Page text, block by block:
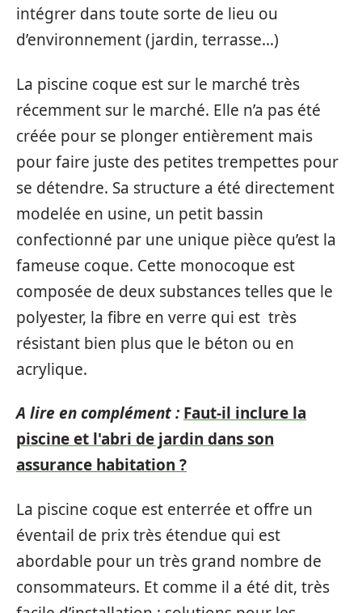
intégrer dans toute sorte de lieu ou
d’environnement (jardin, terrasse…)
La piscine coque est sur le marché très
récemment sur le marché. Elle n’a pas été
créée pour se plonger entièrement mais
pour faire juste des petites trempettes pour
se détendre. Sa structure a été directement
modelée en usine, un petit bassin
confectionné par une unique pièce qu’est la
fameuse coque. Cette monocoque est
composée de deux substances telles que le
polyester, la fibre en verre qui est très
résistant bien plus que le béton ou en
acrylique.
A lire en complément : Faut-il inclure la
piscine et l'abri de jardin dans son
assurance habitation ?
La piscine coque est enterrée et offre un
éventail de prix très étendue qui est
abordable pour un très grand nombre de
consommateurs. Et comme il a été dit, très